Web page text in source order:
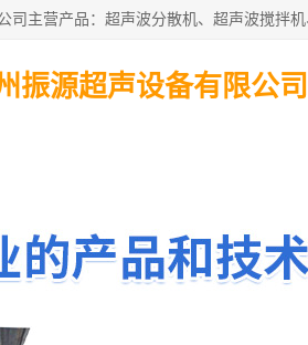
振源超声设备有限公司